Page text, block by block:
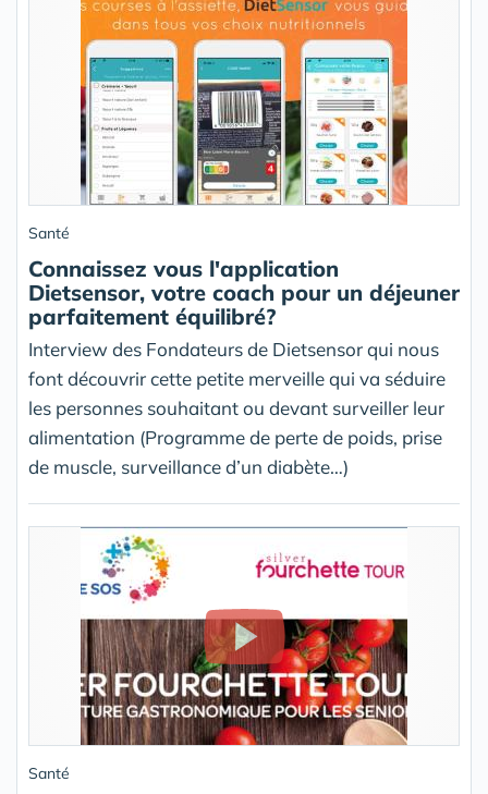
Santé
Connaissez vous l'application
Dietsensor, votre coach pour un déjeuner
parfaitement équilibré?
Interview des Fondateurs de Dietsensor qui nous
font découvrir cette petite merveille qui va séduire
les personnes souhaitant ou devant surveiller leur
alimentation (Programme de perte de poids, prise
de muscle, surveillance d’un diabète…)
Santé